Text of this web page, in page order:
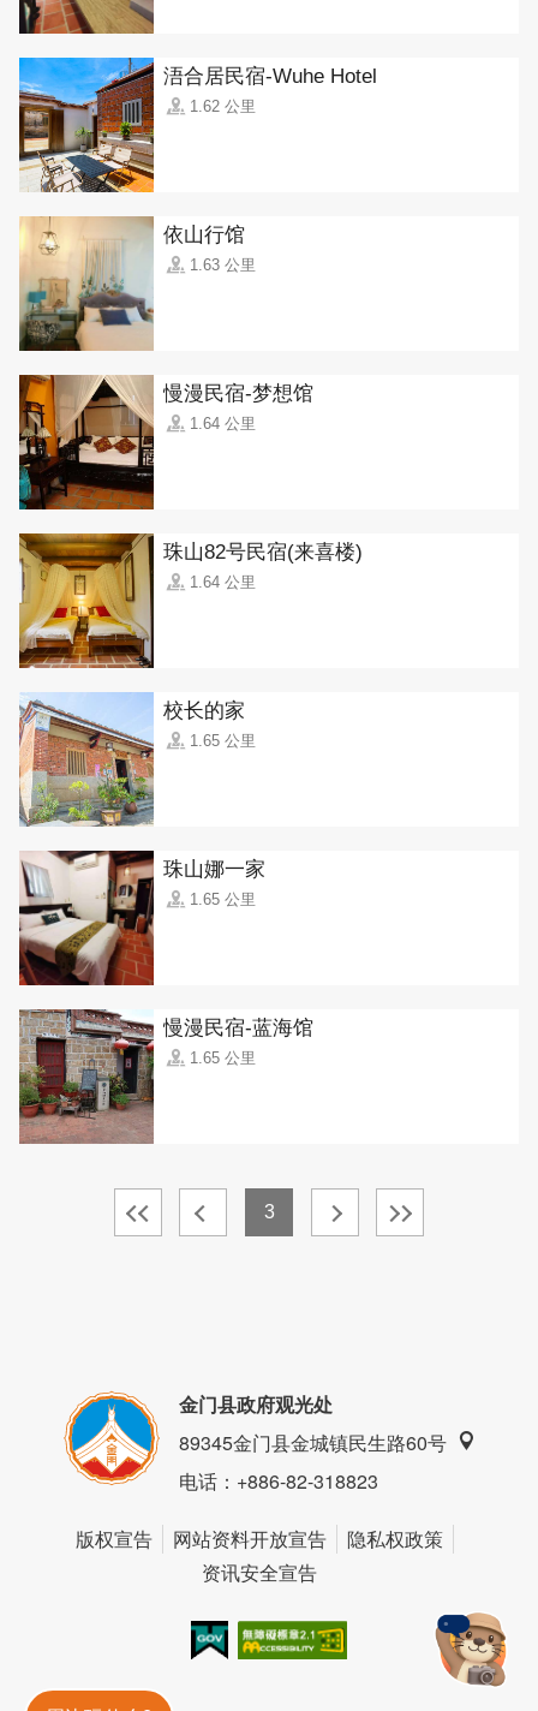
浯合居民宿-Wuhe Hotel
1.62 公里
依山行馆
1.63 公里
慢漫民宿-梦想馆
1.64 公里
珠山82号民宿(来喜楼)
1.64 公里
校长的家
1.65 公里
珠山娜一家
1.65 公里
慢漫民宿-蓝海馆
1.65 公里
3
金门县政府观光处
89345金门县金城镇民生路60号
电话：+886-82-318823
版权宣告 网站资料开放宣告
隐私权政策
资讯安全宣告